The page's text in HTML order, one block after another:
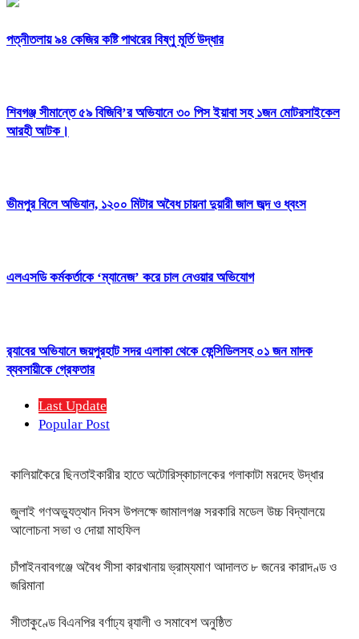
পত্নীতলায় ৯৪ কেজির কষ্টি পাথরের বিষ্ণু মূর্তি উদ্ধার
শিবগঞ্জ সীমান্তে ৫৯ বিজিবি’র অভিযানে ৩০ পিস ইয়াবা সহ ১জন মোটরসাইকেল
আরহী আটক।
ভীমপুর বিলে অভিযান, ১২০০ মিটার অবৈধ চায়না দুয়ারী জাল জব্দ ও ধ্বংস
এলএসডি কর্মকর্তাকে ‘ম্যানেজ’ করে চাল নেওয়ার অভিযোগ
র‍্যাবের অভিযানে জয়পুরহাট সদর এলাকা থেকে ফেন্সিডিলসহ ০১ জন মাদক
ব্যবসায়ীকে গ্রেফতার
Last Update
Popular Post
কালিয়াকৈরে ছিনতাইকারীর হাতে অটোরিস্কাচালকের গলাকাটা মরদেহ উদ্ধার
জুলাই গণঅভ্যুত্থান দিবস উপলক্ষে জামালগঞ্জ সরকারি মডেল উচ্চ বিদ্যালয়ে
আলোচনা সভা ও দোয়া মাহফিল
চাঁপাইনবাবগঞ্জে অবৈধ সীসা কারখানায় ভ্রাম্যমাণ আদালত ৮ জনের কারাদণ্ড ও
জরিমানা
সীতাকুণ্ডে বিএনপির বর্ণাঢ্য র‍্যালী ও সমাবেশ অনুষ্ঠিত